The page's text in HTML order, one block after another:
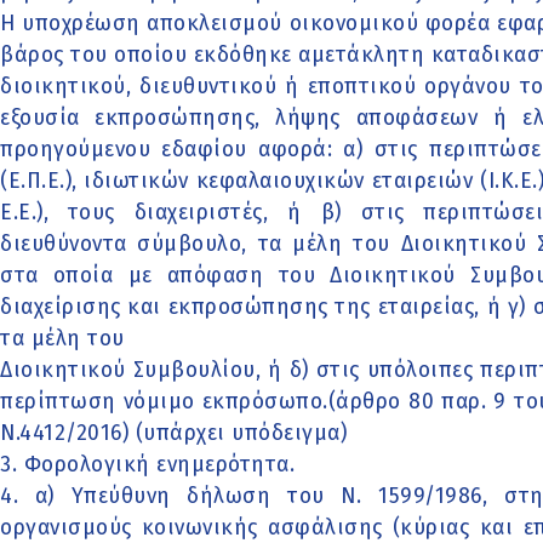
Η υποχρέωση αποκλεισμού οικονομικού φορέα
βάρος του οποίου εκδόθηκε αμετάκλητη
διοικητικού, διευθυντικού ή εποπτικού οργάνου
εξουσία εκπροσώπησης, λήψης αποφάσεων ή
προηγούμενου εδαφίου αφορά: α) στις
(Ε.Π.Ε.), ιδιωτικών κεφαλαιουχικών εταιρειών
Ε.Ε.), τους διαχειριστές, ή β) στις
διευθύνοντα σύμβουλο, τα μέλη του
στα οποία με απόφαση του Διοικητικού
διαχείρισης και εκπροσώπησης της εταιρείας, ή γ)
τα μέλη του
Διοικητικού Συμβουλίου, ή δ) στις υπόλοιπες
περίπτωση νόμιμο εκπρόσωπο.(άρθρο 80 παρ. 9
Ν.4412/2016) (υπάρχει υπόδειγμα)
3. Φορολογική ενημερότητα.
4. α) Υπεύθυνη δήλωση του Ν. 1599/1986,
οργανισμούς κοινωνικής ασφάλισης (κύριας και